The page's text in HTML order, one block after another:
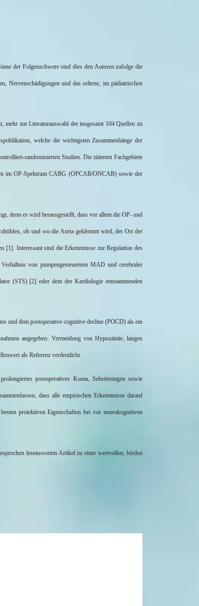
der Folgenschwere sind dies den Autoren zufolge die
Nervenschädigungen und das seltene, im pädiatrischen
, mehr zur Literaturauswahl der insgesamt 104 Quellen zu
welche die wichtigsten Zusammenhänge der
randomisierten Studien. Die zitierten Fachgebiete
im OP-Spektrum CABG (OPCAB/ONCAB) sowie der
denn es wird herausgestellt, dass vor allem die OP- und
ob und wo die Aorta geklemmt wird, der Ort der
Interessant sind die Erkenntnisse zur Regulation des
von pumpengesteuertem MAD und cerebraler
(STS) [2] oder dem der Kardiologie entstammenden
und dem postoperative cognitive decline (POCD) als ein
angegeben: Vermeidung von Hypoxämie, langen
als Referenz verdeutlicht.
postoperatives Koma, Sehstörungen sowie
dass alle empirischen Erkenntnisse darauf
protektiven Eigenschaften bei vor neurokognitiven
lesenswerten Artikel zu einer wertvollen, höchst